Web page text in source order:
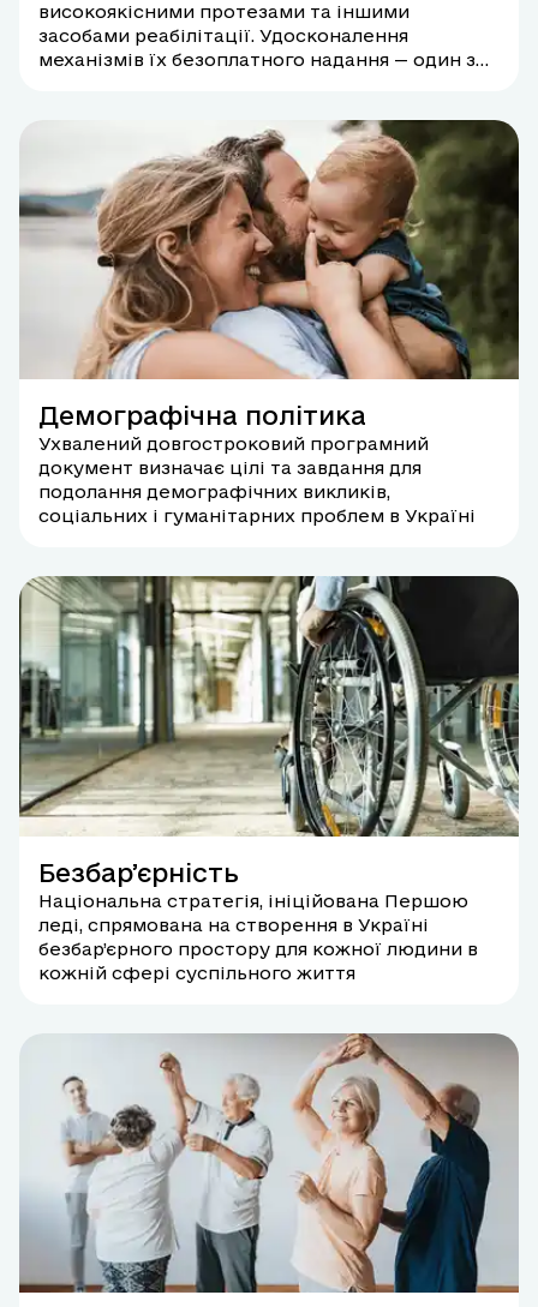
високоякісними протезами та іншими
засобами реабілітації. Удосконалення
механізмів їх безоплатного надання — один з
Демографічна політика
Ухвалений довгостроковий програмний
документ визначає цілі та завдання для
подолання демографічних викликів,
соціальних і гуманітарних проблем в Україні
Безбарʼєрність
Національна стратегія, ініційована Першою
леді, спрямована на створення в Україні
безбар’єрного простору для кожної людини в
кожній сфері суспільного життя